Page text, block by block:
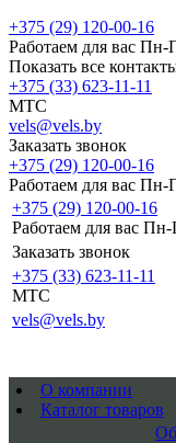
+375 (29) 120-00-16
Работаем для вас Пн-
Показать все
+375 (33) 623-11-11
MTC
vels@vels.by
Заказать звонок
+375 (29) 120-00-16
Работаем для вас Пн-
+375 (29) 120-00-16
Работаем для вас
Заказать звонок
+375 (33) 623-11-11
MTC
vels@vels.by
О компании
Каталог товаров